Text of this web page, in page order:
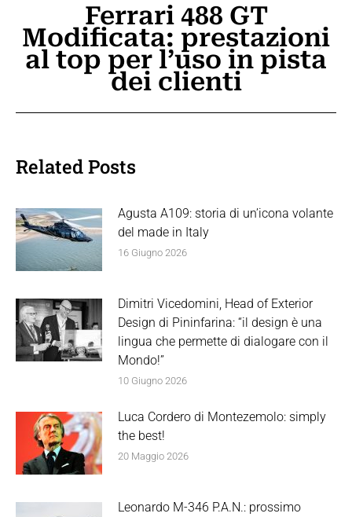
Prossimo
post:
Ferrari 488 GT
Modificata: prestazioni
al top per l’uso in pista
dei clienti
Related Posts
Agusta A109: storia di un’icona volante
del made in Italy
16 Giugno 2026
Dimitri Vicedomini, Head of Exterior
Design di Pininfarina: “il design è una
lingua che permette di dialogare con il
Mondo!”
10 Giugno 2026
Luca Cordero di Montezemolo: simply
the best!
20 Maggio 2026
Leonardo M-346 P.A.N.: prossimo